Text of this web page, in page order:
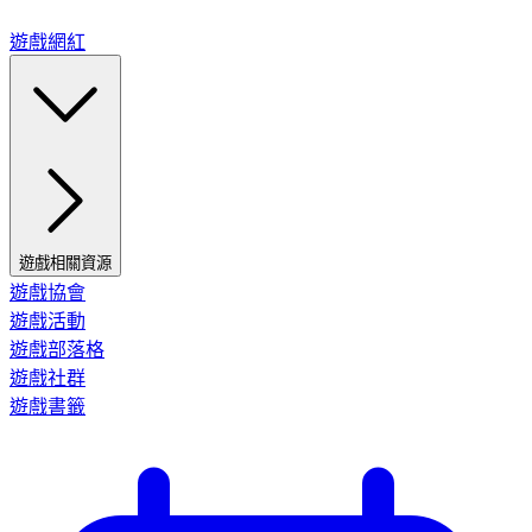
遊戲網紅
遊戲相關資源
遊戲協會
遊戲活動
遊戲部落格
遊戲社群
遊戲書籤